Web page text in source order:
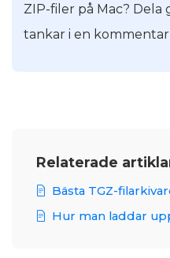
ZIP-filer på Mac? Dela
tankar i en
Relaterade
Bästa TGZ-
Hur man laddar